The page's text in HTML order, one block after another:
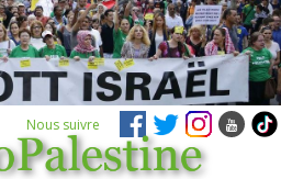
Nous suivre